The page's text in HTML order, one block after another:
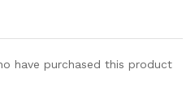
have purchased this product